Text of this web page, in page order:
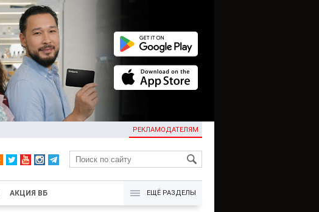
РЕКЛАМОДАТЕЛЯМ
KG
АКЦИЯ ВБ ЕЩЁ РАЗДЕЛЫ